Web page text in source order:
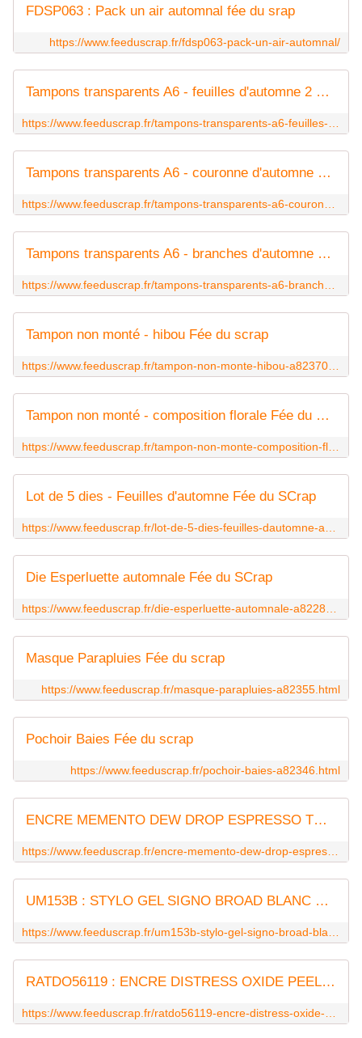
FDSP063 : Pack un air automnal fée du srap
https://www.feeduscrap.fr/fdsp063-pack-un-air-automnal/
Tampons transparents A6 - feuilles d'automne 2 Fée du SCrap
Tampons transparents A6 - couronne d'automne Fée du SCrap
Tampons transparents A6 - branches d'automne Fée du SCrap
Tampon non monté - hibou Fée du scrap
Tampon non monté - composition florale Fée du scrap
Lot de 5 dies - Feuilles d'automne Fée du SCrap
Die Esperluette automnale Fée du SCrap
Masque Parapluies Fée du scrap
https://www.feeduscrap.fr/masque-parapluies-a82355.html
Pochoir Baies Fée du scrap
https://www.feeduscrap.fr/pochoir-baies-a82346.html
ENCRE MEMENTO DEW DROP ESPRESSO TRUFFLE FEE DU SCRAP
UM153B : STYLO GEL SIGNO BROAD BLANC FEE DU SCRAP UNIBALL
RATDO56119 : ENCRE DISTRESS OXIDE PEELED PAINT FEE DU SCRAP